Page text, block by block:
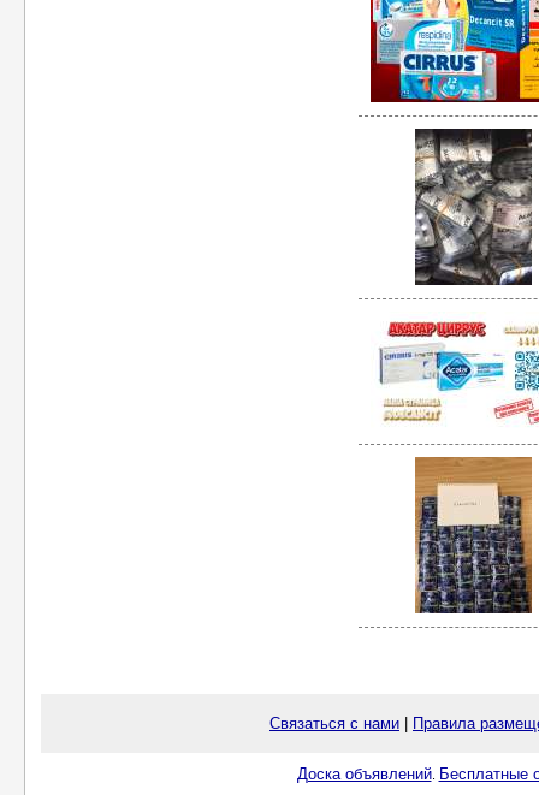
Связаться с нами Правила
Доска объявлений. Бесплатные